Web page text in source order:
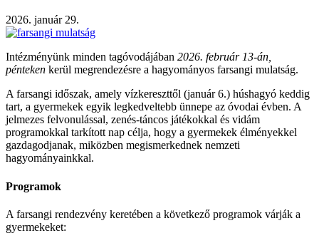
2026. január 29.
Intézményünk minden tagóvodájában 2026. február 13-án,
pénteken kerül megrendezésre a hagyományos farsangi mulatság.
A farsangi időszak, amely vízkereszttől (január 6.) húshagyó keddig
tart, a gyermekek egyik legkedveltebb ünnepe az óvodai évben. A
jelmezes felvonulással, zenés-táncos játékokkal és vidám
programokkal tarkított nap célja, hogy a gyermekek élményekkel
gazdagodjanak, miközben megismerkednek nemzeti
hagyományainkkal.
Programok
A farsangi rendezvény keretében a következő programok várják a
gyermekeket: